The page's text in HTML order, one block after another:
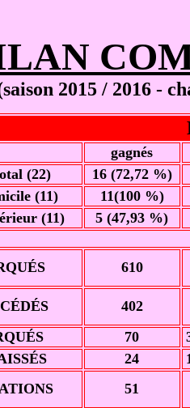
2015 / 2016 -
gagnés
(22)
16 (72,72 %)
(11)
11(100 %)
(11)
5 (47,93 %)
610
402
70
24
51